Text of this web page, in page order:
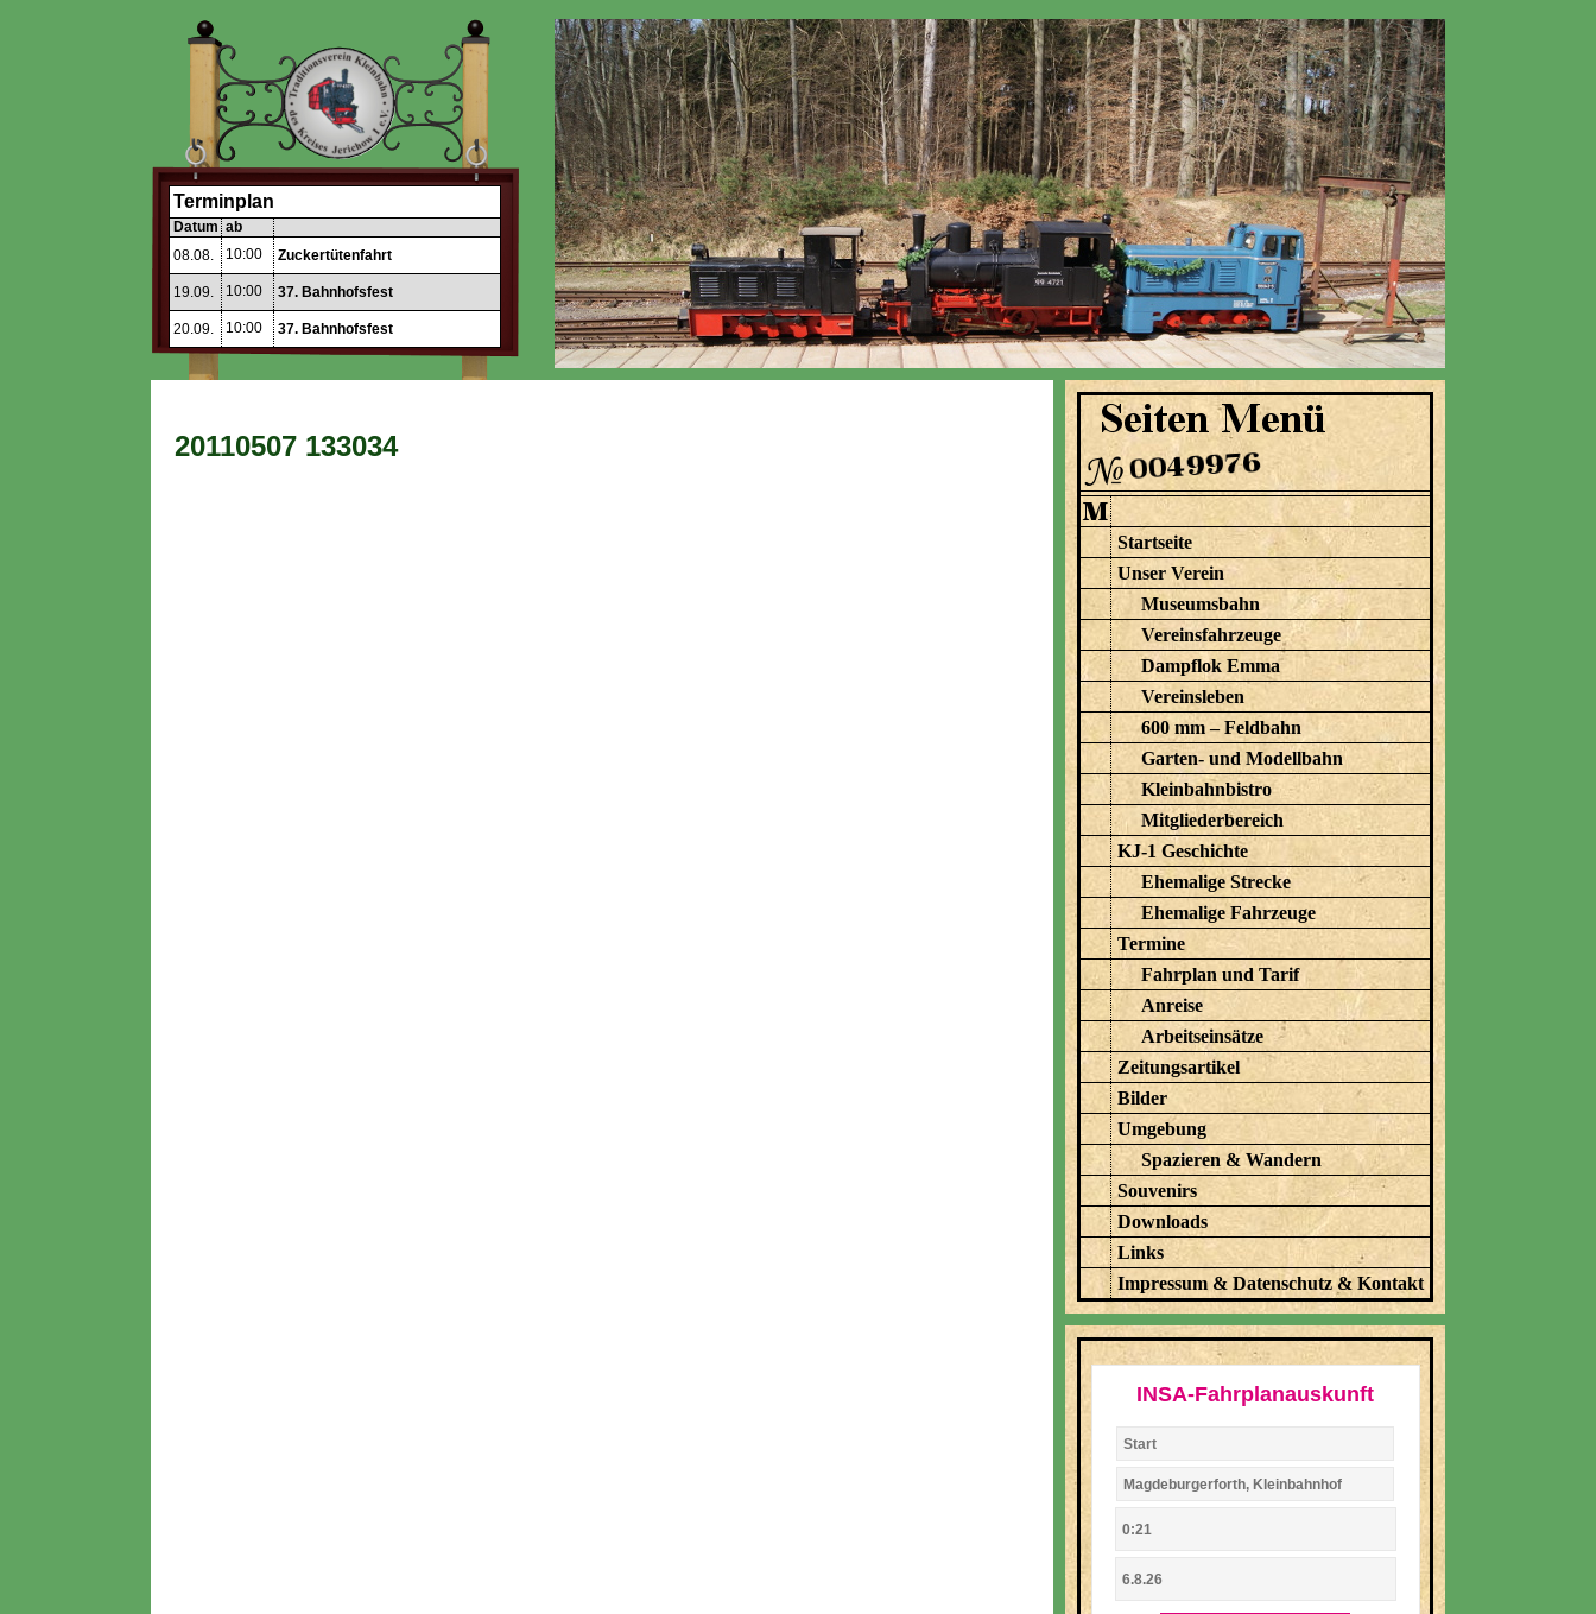
Terminplan
Datum ab
08.08.
10:00 Zuckertütenfahrt
19.09. 10:00 37. Bahnhofsfest
20.09. 10:00 37. Bahnhofsfest
20110507 133034
Startseite
Unser Verein
Museumsbahn
Vereinsfahrzeuge
Dampflok Emma
Vereinsleben
600 mm – Feldbahn
Garten- und Modellbahn
Kleinbahnbistro
Mitgliederbereich
KJ-1 Geschichte
Ehemalige Strecke
Ehemalige Fahrzeuge
Termine
Fahrplan und Tarif
Anreise
Arbeitseinsätze
Zeitungsartikel
Bilder
Umgebung
Spazieren & Wandern
Souvenirs
Downloads
Links
Impressum & Datenschutz & Kontakt
INSA-Fahrplanauskunft